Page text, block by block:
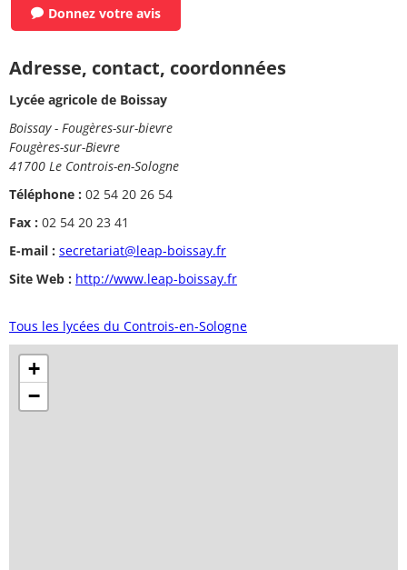
Donnez votre avis
Adresse, contact, coordonnées
Lycée agricole de Boissay
Boissay - Fougères-sur-bievre
Fougères-sur-Bievre
41700 Le Controis-en-Sologne
Téléphone : 02 54 20 26 54
Fax : 02 54 20 23 41
E-mail : secretariat@leap-boissay.fr
Site Web : http://www.leap-boissay.fr
Tous les lycées du Controis-en-Sologne
+
−